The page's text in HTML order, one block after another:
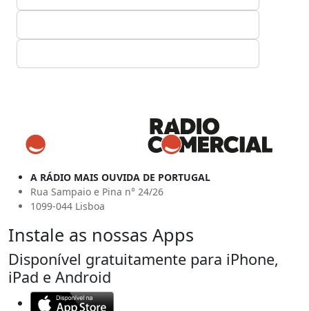
A RÁDIO MAIS OUVIDA DE PORTUGAL
Rua Sampaio e Pina n° 24/26
1099-044 Lisboa
Instale as nossas Apps
Disponível gratuitamente para iPhone,
iPad e Android